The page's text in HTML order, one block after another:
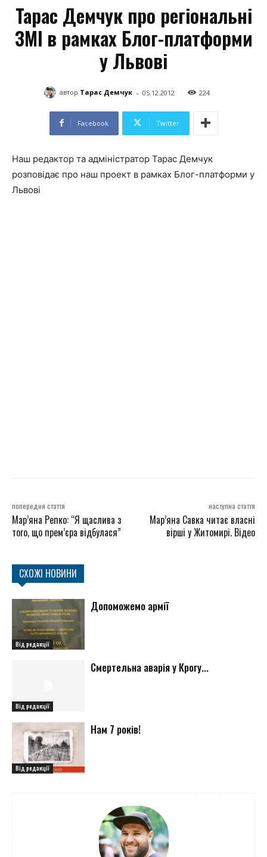
Тарас Демчук про регіональні
ЗМІ в рамках Блог-платформи
у Львові
автор Тарас Демчук - 05.12.2012 224
Facebook Twitter
Наш редактор та адміністратор Тарас Демчук
розповідає про наш проект в рамках Блог-платформи у
Львові
попередня стаття
Мар’яна Репко: “Я щаслива з
того, що прем’єра відбулася”
наступна стаття
Мар’яна Савка читає власні
вірші у Житомирі. Відео
СХОЖІ НОВИНИ
Від редакції
Допоможемо армії
Від редакції
Смертельна аварія у Крогу...
Від редакції
Нам 7 років!